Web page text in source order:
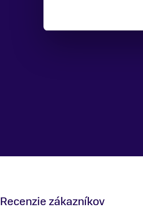
Recenzie zákazníkov